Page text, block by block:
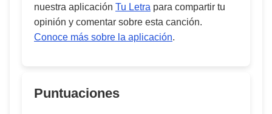
nuestra aplicación Tu Letra para compartir tu
opinión y comentar sobre esta canción.
Conoce más sobre la aplicación.
Puntuaciones